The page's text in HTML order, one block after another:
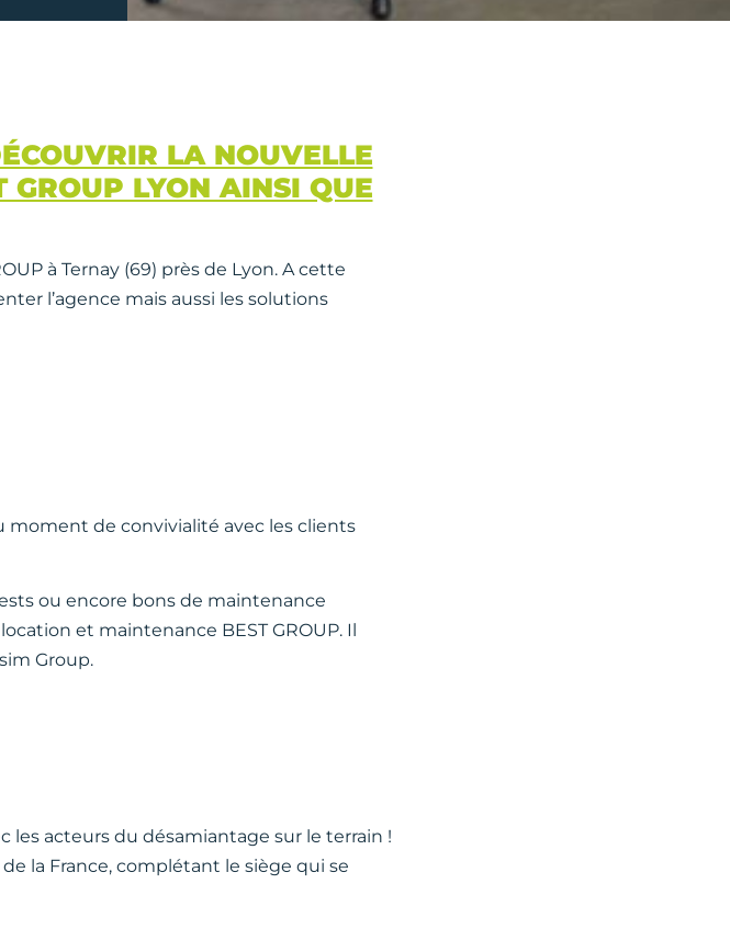
LA NOUVELLE
GROUP LYON AINSI QUE
à Ternay (69) près de Lyon. A cette
l’agence mais aussi les solutions
moment de convivialité avec les clients
ou encore bons de maintenance
et maintenance BEST GROUP. Il
Group.
les acteurs du désamiantage sur le terrain !
la France, complétant le siège qui se